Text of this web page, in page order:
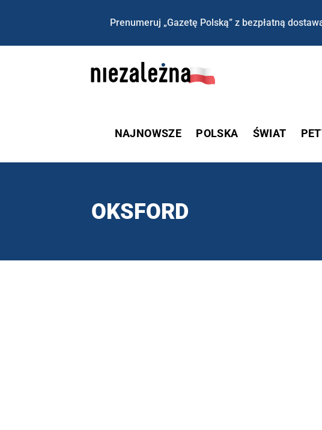
Prenumeruj „Gazetę Polską” z bezpłatną
NAJNOWSZE POLSKA ŚWIAT
OKSFORD